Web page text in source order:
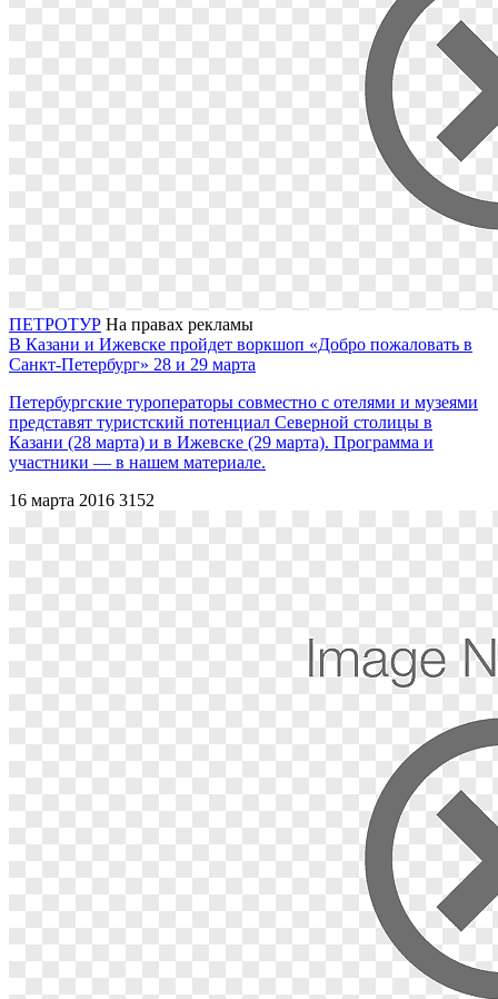
ПЕТРОТУР На правах рекламы
В Казани и Ижевске пройдет воркшоп «Добро пожаловать в
Санкт-Петербург» 28 и 29 марта
Петербургские туроператоры совместно с отелями и музеями
представят туристский потенциал Cеверной столицы в
Казани (28 марта) и в Ижевске (29 марта). Программа и
участники — в нашем материале.
16 марта 2016 3152